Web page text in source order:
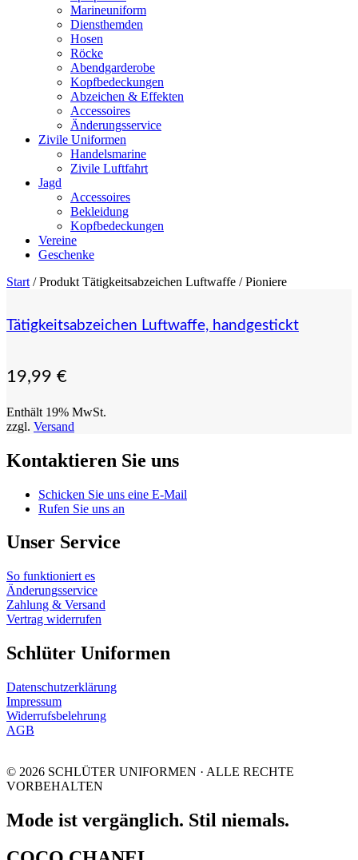
Marineuniform
Diensthemden
Hosen
Röcke
Abendgarderobe
Kopfbedeckungen
Abzeichen & Effekten
Accessoires
Änderungsservice
Zivile Uniformen
Handelsmarine
Zivile Luftfahrt
Jagd
Accessoires
Bekleidung
Kopfbedeckungen
Vereine
Geschenke
Start / Produkt Tätigkeitsabzeichen Luftwaffe / Pioniere
Tätigkeitsabzeichen Luftwaffe, handgestickt
19,99 €
Enthält 19% MwSt.
zzgl. Versand
Kontaktieren Sie uns
Schicken Sie uns eine E-Mail
Rufen Sie uns an
Unser Service
So funktioniert es
Änderungsservice
Zahlung & Versand
Vertrag widerrufen
Schlüter Uniformen
Datenschutzerklärung
Impressum
Widerrufsbelehrung
AGB
© 2026 SCHLÜTER UNIFORMEN · ALLE RECHTE
VORBEHALTEN
Mode ist vergänglich. Stil niemals.